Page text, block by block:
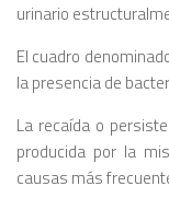
urinario
El cuadro
la presencia de
La recaída o
producida por la
causas más